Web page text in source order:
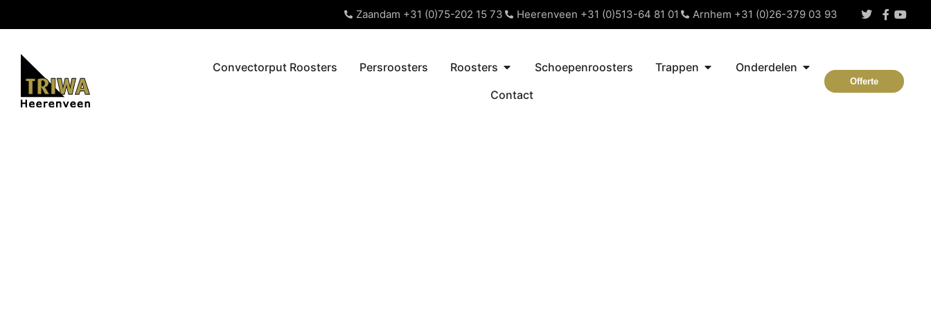
Zaandam +31 (0)75-202 15 73 Heerenveen +31 (0)513-64 81 01 Arnhem +31 (0)26-379 03 93
Convectorput Roosters Persroosters Roosters Schoepenroosters Trappen
Onderdelen
Contact
Offerte